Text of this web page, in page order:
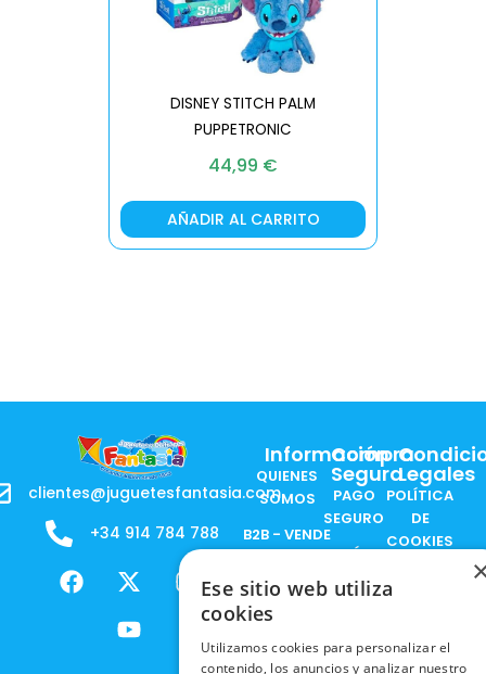
DISNEY STITCH PALM
PUPPETRONIC
44,99 €
AÑADIR AL CARRITO
clientes@juguetesfantasia.com
+34 914 784 788
F
a
X
-
t
w
Y
o
u
t
Información
QUIENES
SOMOS
B2B - VENDE
PRODUCTOS
RESPONSABILIDAD
SOCIAL
Compra
Segura
PAGO
SEGURO
ENVÍOS
NACIONALES
Legales
POLÍTICA
DE
COOKIES
EN RRSS
Ese sitio web utiliza
cookies
Utilizamos cookies para personalizar el
contenido, los anuncios y analizar nuestro